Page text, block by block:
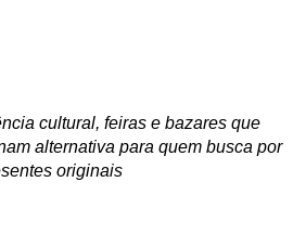
BRANDÃO
NOTÍCIAS
cultural, feiras e bazares que
alternativa para quem busca por
originais